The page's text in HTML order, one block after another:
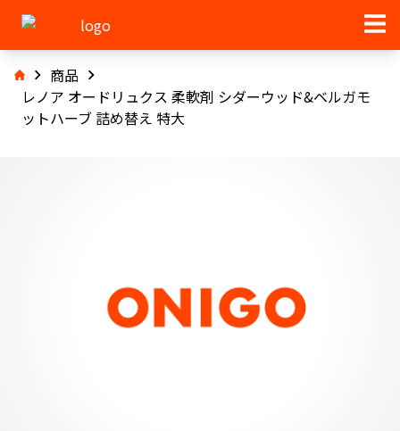
商品
レノア オードリュクス 柔軟剤 シダーウッド&ベルガモ
ットハーブ 詰め替え 特大